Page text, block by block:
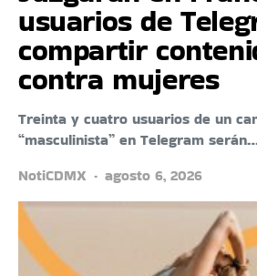
usuarios de
compartir
contra mujeres
Treinta y cuatro usuarios de un
“masculinista” en Telegram
NotiCDMX
agosto 6, 2026